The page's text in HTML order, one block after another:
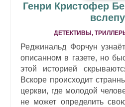
Генри Кристофер
ДЕТЕКТИВЫ,
Реджинальд Форчун
описанном в газете, но
этой историей
Вскоре происходит
церкви, где молодой
не может определить